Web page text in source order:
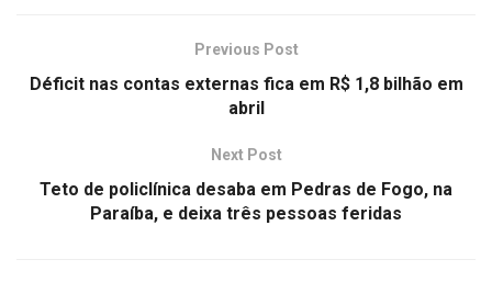
Previous Post
Déficit nas contas externas fica em R$ 1,8 bilhão em
abril
Next Post
Teto de policlínica desaba em Pedras de Fogo, na
Paraíba, e deixa três pessoas feridas